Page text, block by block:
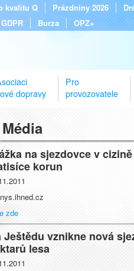
kvalitu Q Prázdniny 2026
GDPR Burza OPZ+
dopravy
Pro
provozovatele
Média
na sjezdovce v
korun
zde
Ještědu vznikne nová
lesa